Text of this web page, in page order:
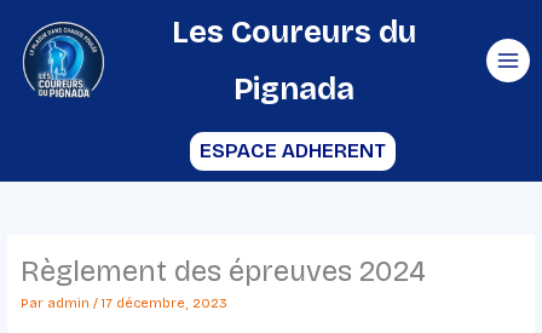
contenu
Les Coureurs du
Pignada
ESPACE ADHERENT
Règlement des épreuves 2024
Par admin / 17 décembre, 2023